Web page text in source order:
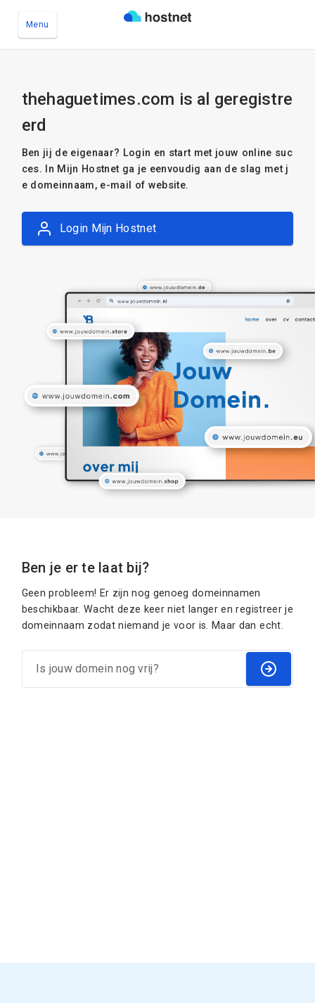
Menu
thehaguetimes.com is al geregistre
erd
Ben jij de eigenaar? Login en start met jouw online suc
ces. In Mijn Hostnet ga je eenvoudig aan de slag met j
e domeinnaam, e-mail of website.
Login Mijn Hostnet
Ben je er te laat bij?
Geen probleem! Er zijn nog genoeg domeinnamen
beschikbaar. Wacht deze keer niet langer en registreer je
domeinnaam zodat niemand je voor is. Maar dan echt.